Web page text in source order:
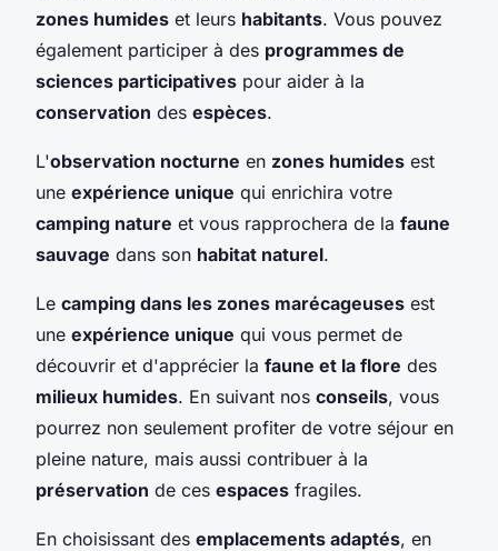
zones humides et leurs habitants. Vous pouvez
également participer à des programmes de
sciences participatives pour aider à la
conservation des espèces.
L'observation nocturne en zones humides est
une expérience unique qui enrichira votre
camping nature et vous rapprochera de la faune
sauvage dans son habitat naturel.
Le camping dans les zones marécageuses est
une expérience unique qui vous permet de
découvrir et d'apprécier la faune et la flore des
milieux humides. En suivant nos conseils, vous
pourrez non seulement profiter de votre séjour en
pleine nature, mais aussi contribuer à la
préservation de ces espaces fragiles.
En choisissant des emplacements adaptés, en